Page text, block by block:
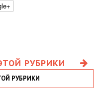
РУБРИКИ
РУБРИКИ